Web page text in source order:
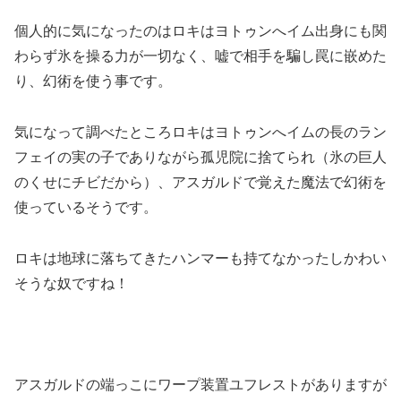
個人的に気になったのはロキはヨトゥンへイム出身にも関
わらず氷を操る力が一切なく、嘘で相手を騙し罠に嵌めた
り、幻術を使う事です。
気になって調べたところロキはヨトゥンへイムの長のラン
フェイの実の子でありながら孤児院に捨てられ（氷の巨人
のくせにチビだから）、アスガルドで覚えた魔法で幻術を
使っているそうです。
ロキは地球に落ちてきたハンマーも持てなかったしかわい
そうな奴ですね！
アスガルドの端っこにワープ装置ユフレストがありますが